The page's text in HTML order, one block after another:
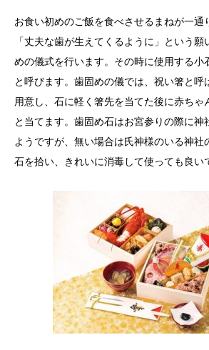
お食い初めのご飯を食べさせるまねが一通
「丈夫な歯が生えてくるように」という願
めの儀式を行います。その時に使用する小
と呼びます。歯固めの儀では、祝い箸と呼
用意し、石に軽く箸先を当てた後に赤ちゃ
と当てます。歯固め石はお宮参りの際に神
ようですが、無い場合は氏神様のいる神社
石を拾い、きれいに消毒して使っても良い